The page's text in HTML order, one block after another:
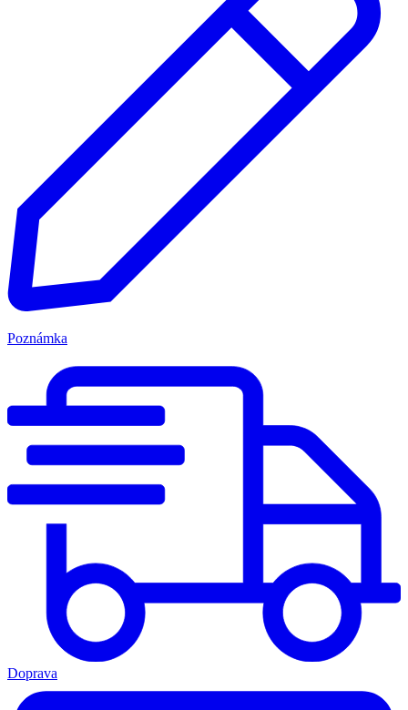
Poznámka
Doprava